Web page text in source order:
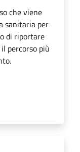
che viene
sanitaria per
di riportare
percorso più